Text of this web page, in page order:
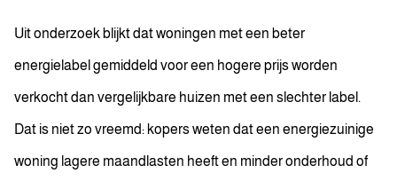
Uit onderzoek blijkt dat woningen met een beter
energielabel gemiddeld voor een hogere prijs worden
verkocht dan vergelijkbare huizen met een slechter label.
Dat is niet zo vreemd: kopers weten dat een energiezuinige
woning lagere maandlasten heeft en minder onderhoud of